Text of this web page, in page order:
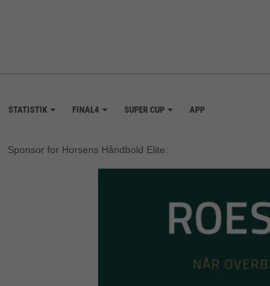
STATISTIK FINAL4 SUPER CUP APP
Sponsor for Horsens Håndbold Elite: